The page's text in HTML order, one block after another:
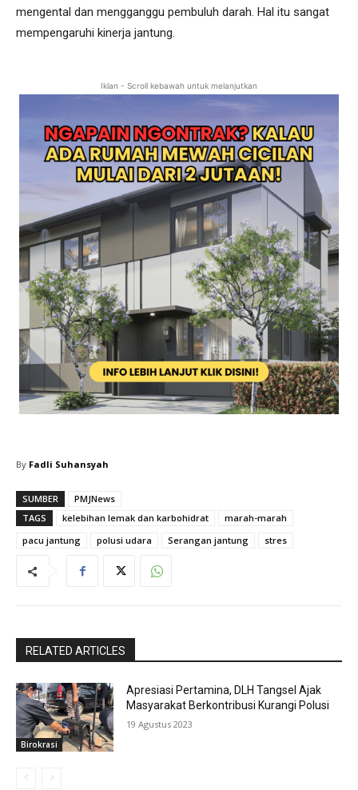
mengental dan mengganggu pembuluh darah. Hal itu sangat
mempengaruhi kinerja jantung.
Iklan - Scroll kebawah untuk melanjutkan
By Fadli Suhansyah
SUMBER
PMJNews
TAGS
kelebihan lemak dan karbohidrat
marah-marah
pacu jantung
polusi udara Serangan jantung stres
RELATED ARTICLES
Birokrasi
Apresiasi Pertamina, DLH Tangsel Ajak
Masyarakat Berkontribusi Kurangi Polusi
19 Agustus 2023